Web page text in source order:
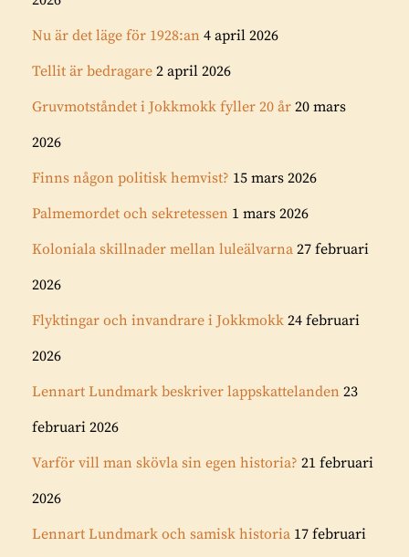
Nu är det läge för 1928:an 4 april 2026
Tellit är bedragare 2 april 2026
Gruvmotståndet i Jokkmokk fyller 20 år 20 mars
2026
Finns någon politisk hemvist? 15 mars 2026
Palmemordet och sekretessen 1 mars 2026
Koloniala skillnader mellan luleälvarna 27 februari
2026
Flyktingar och invandrare i Jokkmokk 24 februari
2026
Lennart Lundmark beskriver lappskattelanden 23
februari 2026
Varför vill man skövla sin egen historia? 21 februari
2026
Lennart Lundmark och samisk historia 17 februari